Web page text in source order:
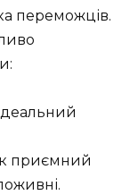
переможців.
приємний